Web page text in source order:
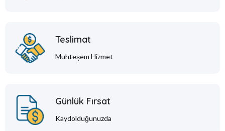
Teslimat
Muhteşem Hizmet
Günlük Fırsat
Kaydolduğunuzda